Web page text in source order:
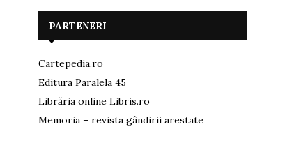
PARTENERI
Cartepedia.ro
Editura Paralela 45
Librăria online Libris.ro
Memoria – revista gândirii arestate